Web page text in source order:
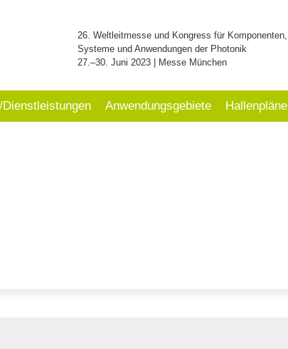
26. Weltleitmesse und Kongress für Komponenten,
Systeme und Anwendungen der Photonik
27.–30. Juni 2023 | Messe München
Anwendungsgebiete Hallenpläne